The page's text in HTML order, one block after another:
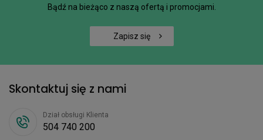
Bądź na bieżąco z naszą ofertą i promocjami.
Zapisz się
Skontaktuj się z nami
Dział obsługi Klienta
504 740 200